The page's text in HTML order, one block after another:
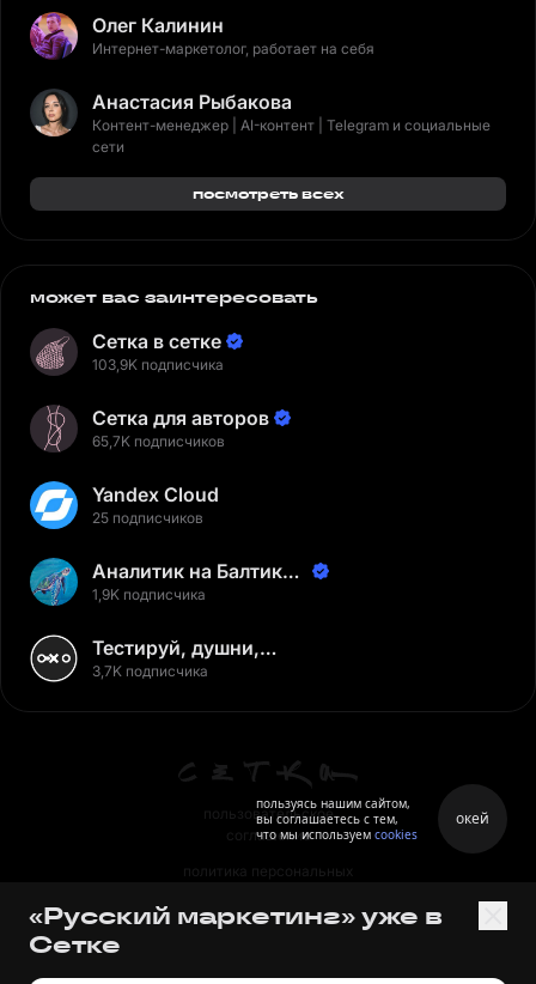
Олег Калинин
Интернет-маркетолог, работает на себя
Анастасия Рыбакова
Контент-менеджер | AI-контент | Telegram и социальные
сети
посмотреть всех
может вас заинтересовать
Сетка в сетке
103,9K подписчика
Сетка для авторов
65,7K подписчиков
Yandex Cloud
25 подписчиков
Аналитик на Балтике |
Неверов Станислав
1,9K подписчика
Тестируй, душни,
наслаждайся
3,7K подписчика
пользовательское
соглашение
политика персональных
правила
«Русский маркетинг» уже в
Сетке
пользуясь нашим сайтом,
вы соглашаетесь с тем,
что мы используем cookies
окей